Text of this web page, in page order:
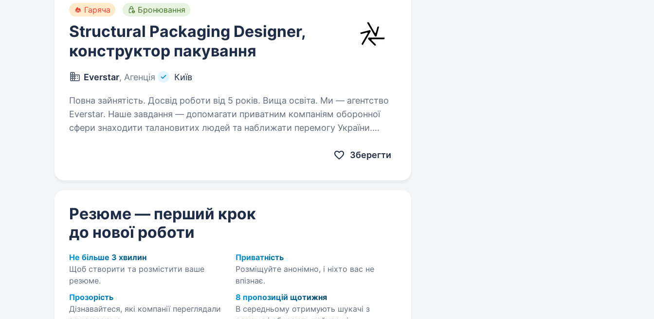
Гаряча Бронювання
Structural Packaging Designer,
конструктор пакування
Everstar, Агенція Київ
Повна зайнятість. Досвід роботи від 5 років. Вища освіта. Ми — агентство
Everstar. Наше завдання — допомагати приватним компаніям оборонної
сфери знаходити талановитих людей та наближати перемогу України.
Зберегти
Резюме — перший крок
до нової роботи
Не більше 3 хвилин
Щоб створити та розмістити ваше
резюме.
Приватність
Розміщуйте анонімно, і ніхто вас не
впізнає.
Прозорість
Дізнавайтеся, які компанії переглядали
8 пропозицій щотижня
В середньому отримують шукачі з